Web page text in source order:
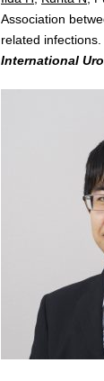
Association
related infections.
International